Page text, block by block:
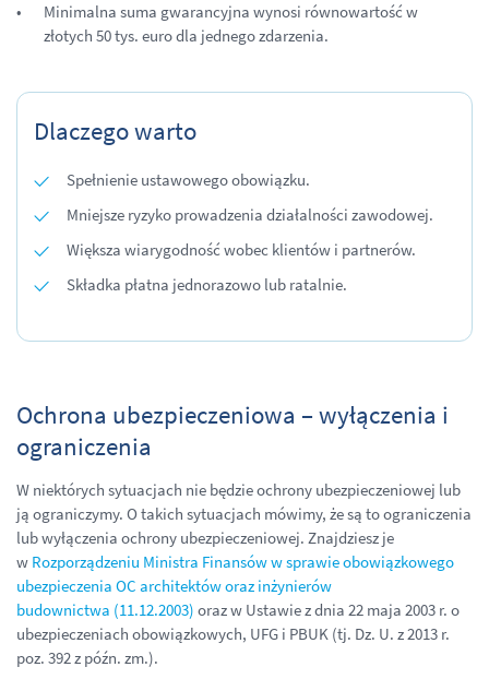
Minimalna suma gwarancyjna wynosi równowartość w
złotych 50 tys. euro dla jednego zdarzenia.
Dlaczego warto
Spełnienie ustawowego obowiązku.
Mniejsze ryzyko prowadzenia działalności zawodowej.
Większa wiarygodność wobec klientów i partnerów.
Składka płatna jednorazowo lub ratalnie.
Ochrona ubezpieczeniowa – wyłączenia i
ograniczenia
W niektórych sytuacjach nie będzie ochrony ubezpieczeniowej lub
ją ograniczymy. O takich sytuacjach mówimy, że są to ograniczenia
lub wyłączenia ochrony ubezpieczeniowej. Znajdziesz je
w Rozporządzeniu Ministra Finansów w sprawie obowiązkowego
ubezpieczenia OC architektów oraz inżynierów
budownictwa (11.12.2003) oraz w Ustawie z dnia 22 maja 2003 r. o
ubezpieczeniach obowiązkowych, UFG i PBUK (tj. Dz. U. z 2013 r.
poz. 392 z późn. zm.).